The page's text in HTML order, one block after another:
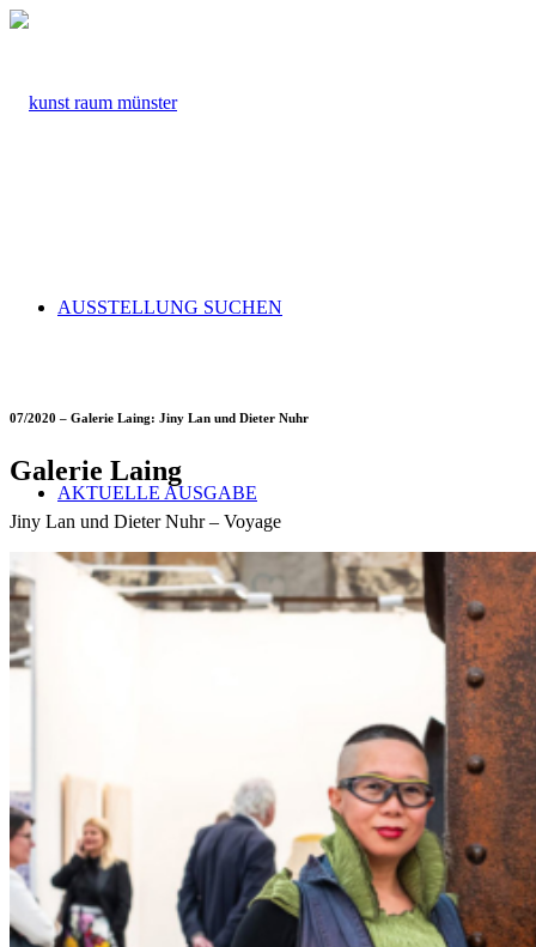
AUSSTELLUNG SUCHEN
AKTUELLE AUSGABE
ABO BESTELLEN
07/2020 – Galerie Laing: Jiny Lan und Dieter Nuhr
Galerie Laing
Jiny Lan und Dieter Nuhr – Voyage